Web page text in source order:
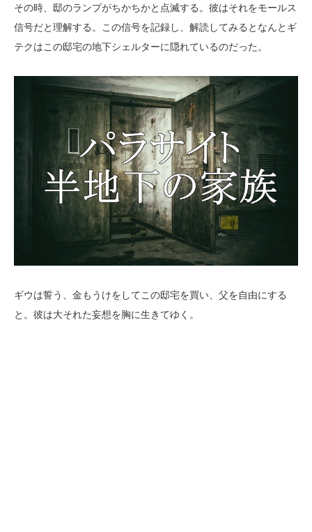
その時、邸のランプがちかちかと点滅する。彼はそれをモールス
信号だと理解する。この信号を記録し、解読してみるとなんとギ
テクはこの邸宅の地下シェルターに隠れているのだった。
ギウは誓う、金もうけをしてこの邸宅を買い、父を自由にする
と。彼は大それた妄想を胸に生きてゆく。